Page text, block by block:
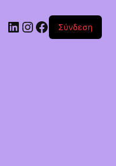
Linkedin
Instagram
Facebook
Σύνδεση